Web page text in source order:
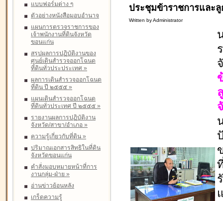
แบบฟอร์มต่าง ๆ
ตัวอย่างหนังสือมอบอำนาจ
แผนการตรวจราชการของ
เจ้าพนักงานที่ดินจังหวัด
ขอนแก่น
สรุปผลการปฏิบัติงานของ
ศูนย์เดินสำรวจออกโฉนด
ที่ดินทั่วประประเทศ »
ผลการเดินสำรวจออกโฉนด
ที่ดิน ปี ๒๕๕๕ »
แผนเดินสำรวจออกโฉนด
ที่ดินทั่วประเทศ ปี ๒๕๕๕ »
รายงานผลการปฏิบัติงาน
จังหวัด/สาขา/อำเภอ »
ความรู้เกี่ยวกับที่ดิน »
ปริมาณเอกสารสิทธิในที่ดิน
จังหวัดขอนแก่น
คำสั่งมอบหมายหน้าที่การ
งานกลุ่ม-ฝ่าย »
อ่านข่าวย้อนหลัง
เกร็ดความรู้
ประชุมข้าราชการและลู
Written by Administrator